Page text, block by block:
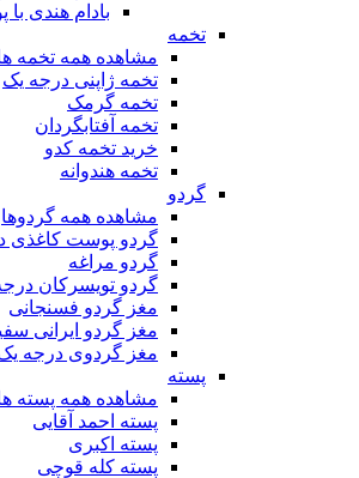
بادام هندی با
تخمه
مشاهده همه تخمه
تخمه ژاپنی درجه یک
تخمه گرمک
تخمه آفتابگردان
خرید تخمه کدو
تخمه هندوانه
گردو
مشاهده همه گردوها
گردو پوست کاغذی
گردو مراغه
گردو تویسرکان
مغز گردو فسنجانی
مغز گردو ایرانی
مغز گردوی درجه
پسته
مشاهده همه پسته
پسته احمد آقایی
پسته اکبری
پسته کله قوچی